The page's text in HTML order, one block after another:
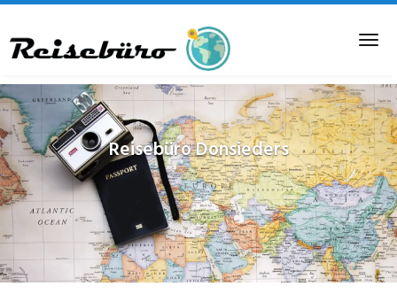
to
main
content
ReisebüroDonsieders